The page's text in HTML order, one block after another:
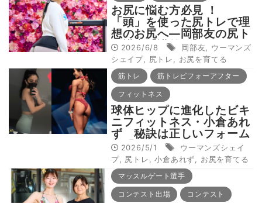
お尻に悩む方必見 ！
「頭」を使った尻トレで理
想のお尻へ―岡部友の尻ト
レ講座【講義編】
2026/6/8 岡部友
ウーマンズ
シェイプ, 尻トレ お尻を育てる
筋トレ 筋トレビフォーアフター
フィットネス
球体ヒップに進化したビキ
ニフィットネス・小倉あれ
ず 秘訣は正しいフォーム
＆「とにかくしゃがむ！」
【お尻のビフォーアフター
❶】
2026/5/1
ウーマンズシェイ
プ, 尻トレ ,小倉あれず お尻を育てる
マッスルゲート選手
コンテスト出場 コンテスト